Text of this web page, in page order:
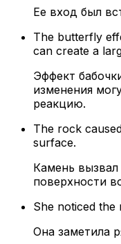
Ее вход был
The butterfly
can create a
Эффект
изменения
реакцию.
The rock
surface.
Камень вызвал
поверхности
She noticed the
Она заметила